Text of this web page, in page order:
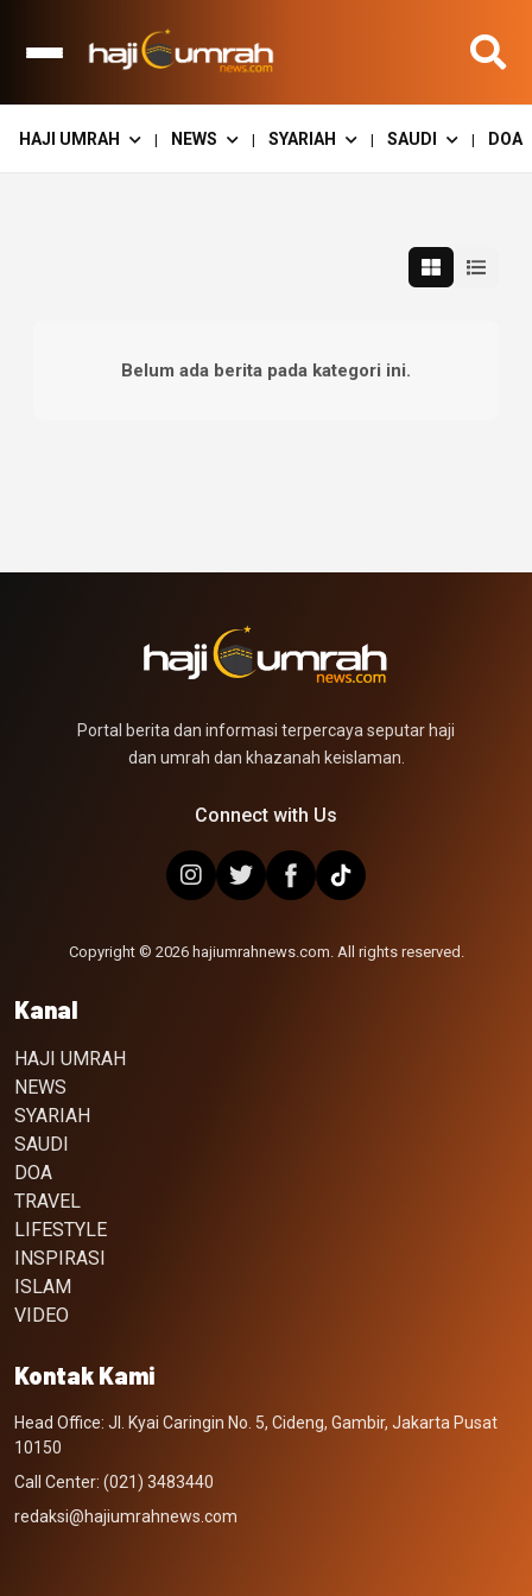
HAJI UMRAH | NEWS | SYARIAH | SAUDI | DOA
Belum ada berita pada kategori ini.
Portal berita dan informasi terpercaya seputar haji
dan umrah dan khazanah keislaman.
Connect with Us
Copyright © 2026 hajiumrahnews.com. All rights reserved.
Kanal
HAJI UMRAH
NEWS
SYARIAH
SAUDI
DOA
TRAVEL
LIFESTYLE
INSPIRASI
ISLAM
VIDEO
Kontak Kami
Head Office: Jl. Kyai Caringin No. 5, Cideng, Gambir, Jakarta Pusat
10150
Call Center: (021) 3483440
redaksi@hajiumrahnews.com